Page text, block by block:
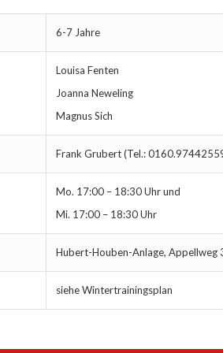
6-7 Jahre
Louisa Fenten
Joanna Neweling
Magnus Sich
Frank Grubert (Tel.:
Mo. 17:00 – 18:30 Uhr und
Mi. 17:00 – 18:30 Uhr
Hubert-Houben-Anlage, Appellweg
siehe Wintertrainingsplan